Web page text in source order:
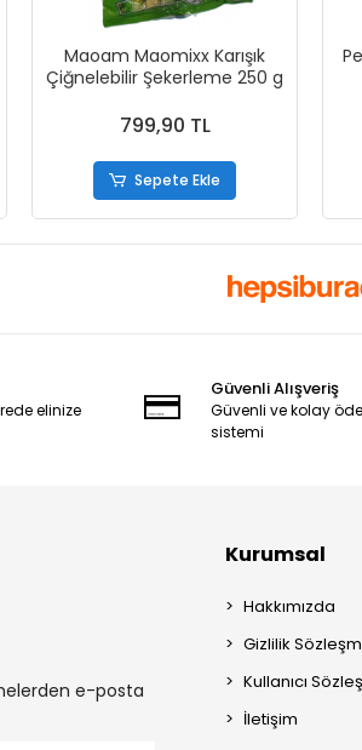
Maoam Maomixx Karışık
Çiğnelebilir Şekerleme 250 g
799,90 TL
Sepete Ekle
elinize
Güvenli Alışveriş
Güvenli ve kolay
sistemi
e-posta
Kurumsal
Hakkımızda
Gizlilik
Kullanıcı
İletişim